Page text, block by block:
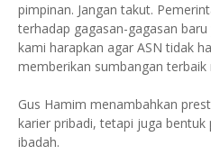
pimpinan. Jangan takut.
terhadap gagasan-gagasan
kami harapkan agar ASN tidak
memberikan sumbangan terbaik
Gus Hamim menambahkan
karier pribadi, tetapi juga bentuk
ibadah.